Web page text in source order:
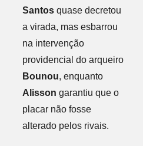
Santosquase decretou
a virada, mas esbarrou
na intervenção
providencial do arqueiro
Bounou, enquanto
Alisson garantiu que o
placar não fosse
alterado pelos rivais.